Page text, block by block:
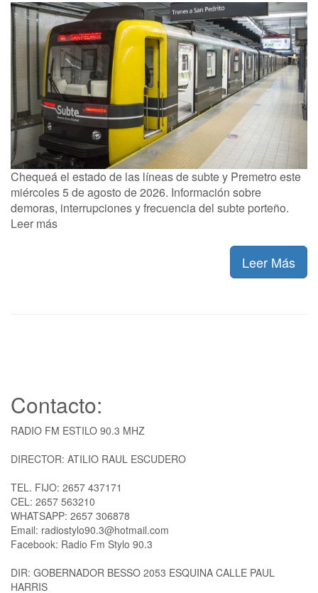
Chequeá el estado de las líneas de subte y Premetro este
miércoles 5 de agosto de 2026. Información sobre
demoras, interrupciones y frecuencia del subte porteño.
Leer más
Leer Más
Contacto:
RADIO FM ESTILO 90.3 MHZ
DIRECTOR: ATILIO RAUL ESCUDERO
TEL. FIJO: 2657 437171
CEL: 2657 563210
WHATSAPP: 2657 306878
Email: radiostylo90.3@hotmail.com
Facebook: Radio Fm Stylo 90.3
DIR: GOBERNADOR BESSO 2053 ESQUINA CALLE PAUL
HARRIS